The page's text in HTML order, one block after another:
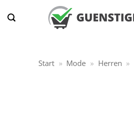
Inhalt
Start » Mode » Herren »